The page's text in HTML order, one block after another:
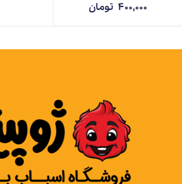
400,000 تومان